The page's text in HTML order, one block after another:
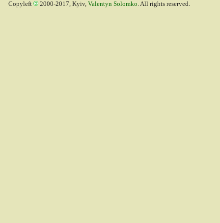
Copyleft 2000-2017, Kyiv, Valentyn Solomko. All rights reserved.